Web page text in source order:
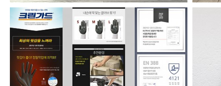
유한킴벌리 안전장갑 온라인상세페이지